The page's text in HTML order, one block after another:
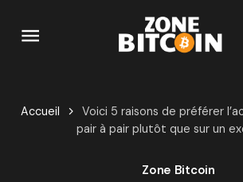
Accueil
Voici 5 raisons de préférer
pair à pair plutôt que sur un
Zone Bitcoin